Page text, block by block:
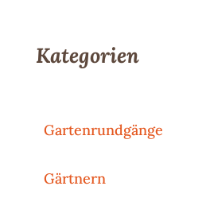
Kategorien
Gartenrundgänge
Gärtnern